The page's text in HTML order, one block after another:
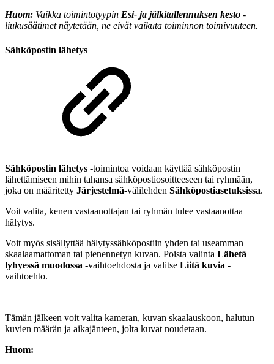
Huom: Vaikka toimintotyypin Esi- ja jälkitallennuksen kesto -
liukusäätimet näytetään, ne eivät vaikuta toiminnon toimivuuteen.
Sähköpostin lähetys
Sähköpostin lähetys -toimintoa voidaan käyttää sähköpostin
lähettämiseen mihin tahansa sähköpostiosoitteeseen tai ryhmään,
joka on määritetty Järjestelmä-välilehden Sähköpostiasetuksissa.
Voit valita, kenen vastaanottajan tai ryhmän tulee vastaanottaa
hälytys.
Voit myös sisällyttää hälytyssähköpostiin yhden tai useamman
skaalaamattoman tai pienennetyn kuvan. Poista valinta Lähetä
lyhyessä muodossa -vaihtoehdosta ja valitse Liitä kuvia -
vaihtoehto.
Tämän jälkeen voit valita kameran, kuvan skaalauskoon, halutun
kuvien määrän ja aikajänteen, jolta kuvat noudetaan.
Huom: